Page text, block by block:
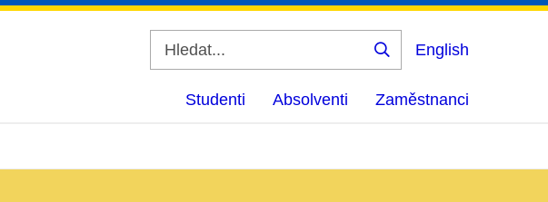
Vyhledat
English
Studenti Absolventi Zaměstnanci